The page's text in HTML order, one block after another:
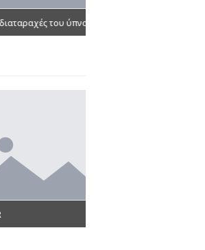
του ύπνου